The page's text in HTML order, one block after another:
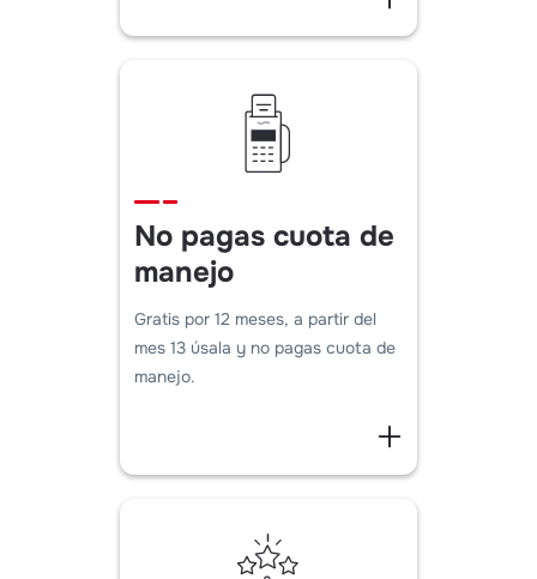
No pagas cuota de
manejo
Gratis por 12 meses, a partir del
mes 13 úsala y no pagas cuota de
manejo.